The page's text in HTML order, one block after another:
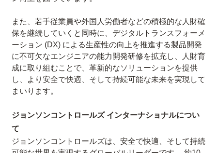
また、若手従業員や外国人労働者などの積極的な人財確
保を継続していくと同時に、デジタルトランスフォーメ
ーション (DX) による生産性の向上を推進する製品開発
に不可欠なエンジニアの能力開発研修を拡充し、人財育
成に取り組むことで、革新的なソリューションを提供
し、より安全で快適、そして持続可能な未来を実現して
まいります。
ジョンソンコントロールズ インターナショナルについ
て
ジョンソンコントロールズは、安全で快適、そして持続